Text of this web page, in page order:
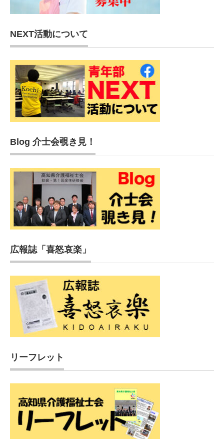
NEXT活動について
Blog 介士会覗き見！
広報誌「喜怒哀楽」
リーフレット